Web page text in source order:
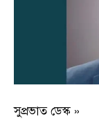
সুপ্রভাত ডেস্ক »